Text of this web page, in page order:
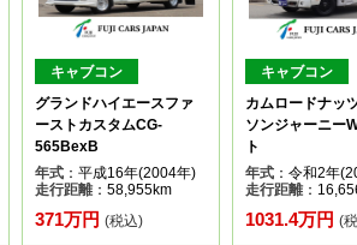
キャブコン
グランドハイエースファ
ーストカスタムCG-
565BexB
年式 ：平成16年(2004年)
走行距離：58,955km
371万円 (税込)
キャブコン
カムロードナッ
ソンジャーニー
ト
年式 ：令和2年
走行距離：
1031.4万円 (